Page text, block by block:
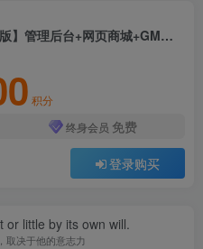
典藏精品页游【大闹天宫OL蚩尤版】管理后台+网页商城+GM工具+最新整理Windows系服务端+详细修改教程
积分
终身会员 免费
登录购买
or little by its own will.
取决于他的意志力